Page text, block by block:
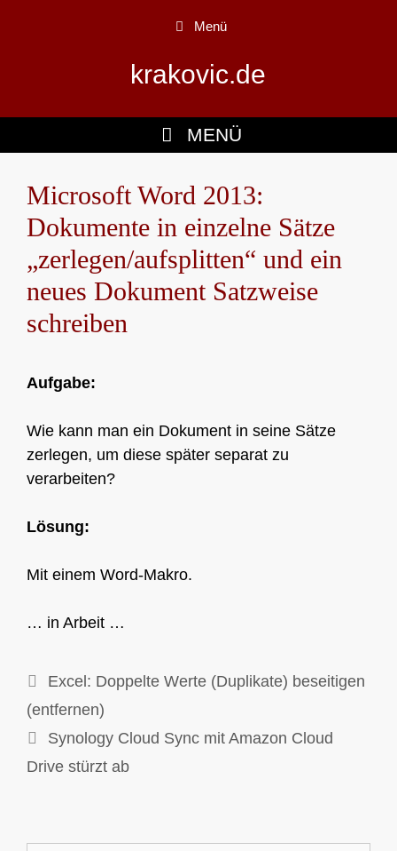
Menü
krakovic.de
MENÜ
Microsoft Word 2013:
Dokumente in einzelne Sätze
„zerlegen/aufsplitten“ und ein
neues Dokument Satzweise
schreiben
Aufgabe:
Wie kann man ein Dokument in seine Sätze
zerlegen, um diese später separat zu
verarbeiten?
Lösung:
Mit einem Word-Makro.
… in Arbeit …
Excel: Doppelte Werte (Duplikate) beseitigen
(entfernen)
Synology Cloud Sync mit Amazon Cloud
Drive stürzt ab